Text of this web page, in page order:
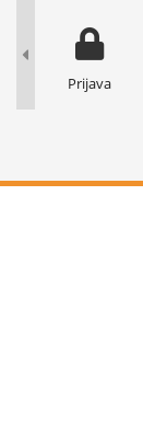
prikaz za
Prijava